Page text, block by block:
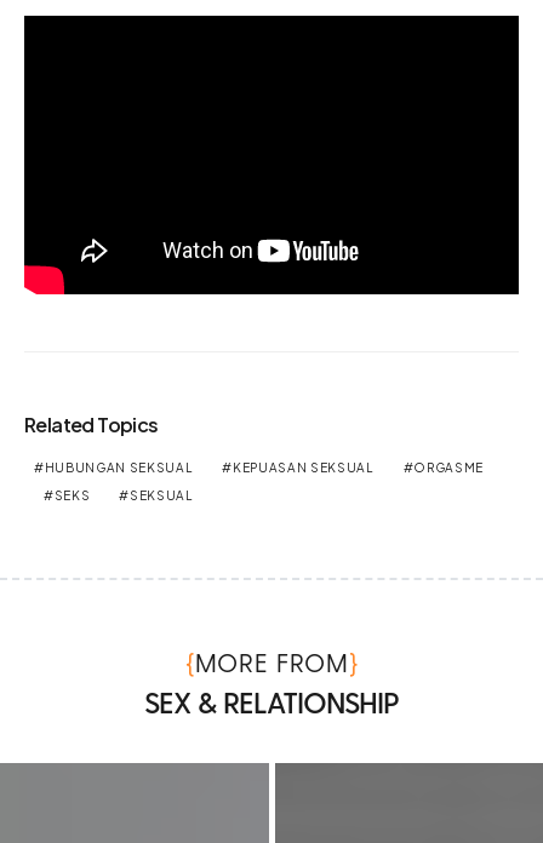
Related Topics
HUBUNGAN SEKSUAL KEPUASAN SEKSUAL
ORGASME
SEKS
SEKSUAL
{MORE FROM}
SEX & RELATIONSHIP